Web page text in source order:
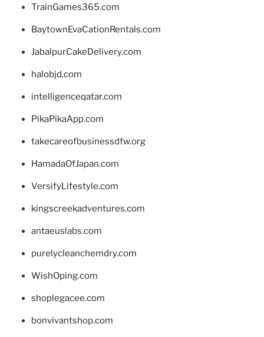
TrainGames365.com
BaytownEvaCationRentals.com
JabalpurCakeDelivery.com
halobjd.com
intelligenceqatar.com
PikaPikaApp.com
takecareofbusinessdfw.org
HamadaOfJapan.com
VersifyLifestyle.com
kingscreekadventures.com
antaeuslabs.com
purelycleanchemdry.com
WishOping.com
shoplegacee.com
bonvivantshop.com